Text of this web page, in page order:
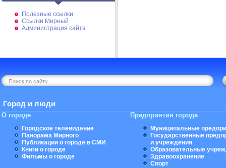
Полезные ссылки
Ссылки Мирный
Администрация сайта
Город и люди
О городе
Городское телевидение
Панорама Мирного
Публикации о городе в СМИ
Книги о городе
Фильмы о городе
Предприятия города
Муниципальные
Государственные
и учреждения
Образовательные
Здравоохранение
Спорт